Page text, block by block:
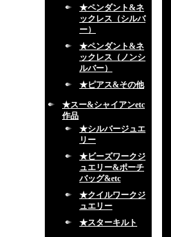
★ペンダント&ネ
ックレス（シルバ
ー）
★ペンダント&ネ
ックレス（ノンシ
ルバー）
★ピアス&その他
★スー&シャイアンetc
作品
★シルバージュエ
リー
★ビーズワークジ
ュエリー&ポーチ
バッグ&etc
★クイルワークジ
ュエリー
★スターキルト